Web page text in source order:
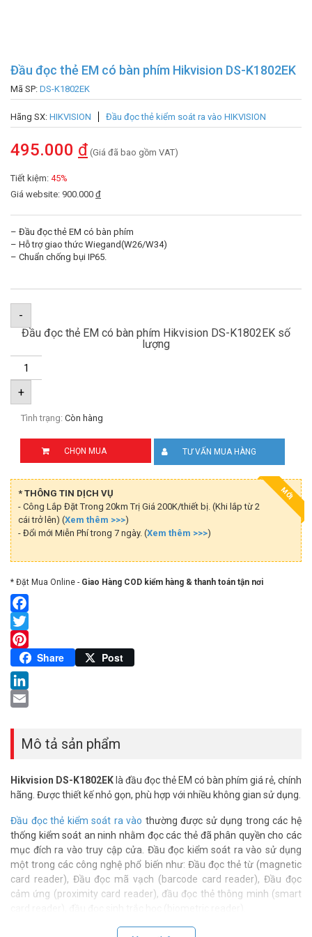
Đầu đọc thẻ EM có bàn phím Hikvision DS-K1802EK
Mã SP: DS-K1802EK
Hãng SX: HIKVISION Đầu đọc thẻ kiểm soát ra vào HIKVISION
495.000 đ (Giá đã bao gồm VAT)
Tiết kiệm: 45%
Giá website: 900.000 đ
– Đầu đọc thẻ EM có bàn phím
– Hỗ trợ giao thức Wiegand(W26/W34)
– Chuẩn chống bụi IP65.
-
Đầu đọc thẻ EM có bàn phím Hikvision DS-K1802EK số
lượng
+
Tình trạng: Còn hàng
CHỌN MUA TƯ VẤN MUA HÀNG
MỚI
* THÔNG TIN DỊCH VỤ
- Công Lắp Đặt Trong 20km Trị Giá 200K/thiết bị. (Khi lắp từ 2
cái trở lên) (Xem thêm >>>)
- Đổi mới Miễn Phí trong 7 ngày. (Xem thêm >>>)
* Đặt Mua Online - Giao Hàng COD kiểm hàng & thanh toán tận nơi
Facebook
Twitter
Pinterest
Share Post
LinkedIn
Mô tả sản phẩm
Hikvision DS-K1802EKlà đầu đọc thẻ EM có bàn phím giá rẻ, chính
hãng. Được thiết kế nhỏ gọn, phù hợp với nhiều không gian sử dụng.
Đầu đọc thẻ kiểm soát ra vào thường được sử dụng trong các hệ
thống kiểm soát an ninh nhằm đọc các thẻ đã phân quyền cho các
mục đích ra vào truy cập cửa. Đầu đọc kiểm soát ra vào sử dụng
một trong các công nghệ phổ biến như: Đầu đọc thẻ từ (magnetic
card reader), Đầu đọc mã vạch (barcode card reader), Đầu đọc
cảm ứng (proximity card reader), đầu đọc thẻ thông minh (smart
có thiết kế nhỏ gọn, phù hợp với nhiều không